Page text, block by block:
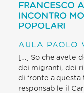
FRANCESCO
INCONTRO
POPOLARI
AULA PAOLO
[…] So che avete
dei migranti, dei
di fronte a questa
responsabile il